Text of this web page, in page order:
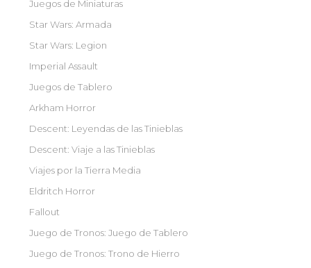
Juegos de Miniaturas
Star Wars: Armada
Star Wars: Legion
Imperial Assault
Juegos de Tablero
Arkham Horror
Descent: Leyendas de las Tinieblas
Descent: Viaje a las Tinieblas
Viajes por la Tierra Media
Eldritch Horror
Fallout
Juego de Tronos: Juego de Tablero
Juego de Tronos: Trono de Hierro